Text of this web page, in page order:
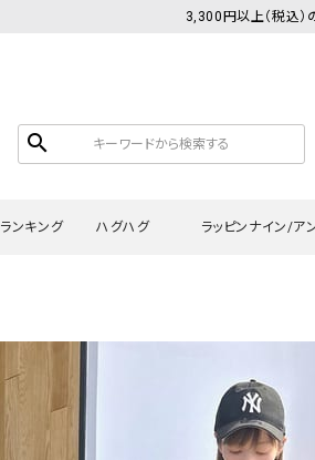
3,300円以上（税込
search
ランキング ハグハグ
タンクトップ・キャミソール
シャツ・ブラウス
ラッピンナイン/ア